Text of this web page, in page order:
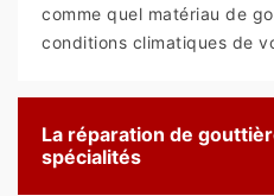
comme quel matériau de
conditions climatiques de
La réparation de
spécialités